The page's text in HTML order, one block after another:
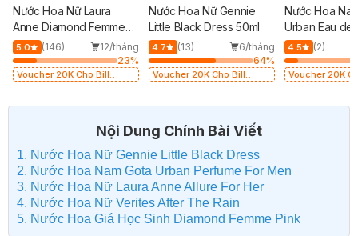
Nước Hoa Nữ Laura
Anne Diamond Femme
Pink 45ml (Hồng)
5.0 (146)
12/tháng
23%
Voucher 20K Cho Bill
Nước Hoa Nữ Gennie
Little Black Dress 50ml
4.7 (13)
6/tháng
64%
Voucher 20K Cho Bill
Nước Hoa
Urban Eau de
50ml
4.5 (2)
Voucher 20K
Nội Dung Chính Bài Viết
1. Nước Hoa Nữ Gennie Little Black Dress
2. Nước Hoa Nam Gota Urban Perfume For Men
3. Nước Hoa Nữ Laura Anne Allure For Her
4. Nước Hoa Nữ Verites After The Rain
5. Nước Hoa Giá Học Sinh Diamond Femme Pink